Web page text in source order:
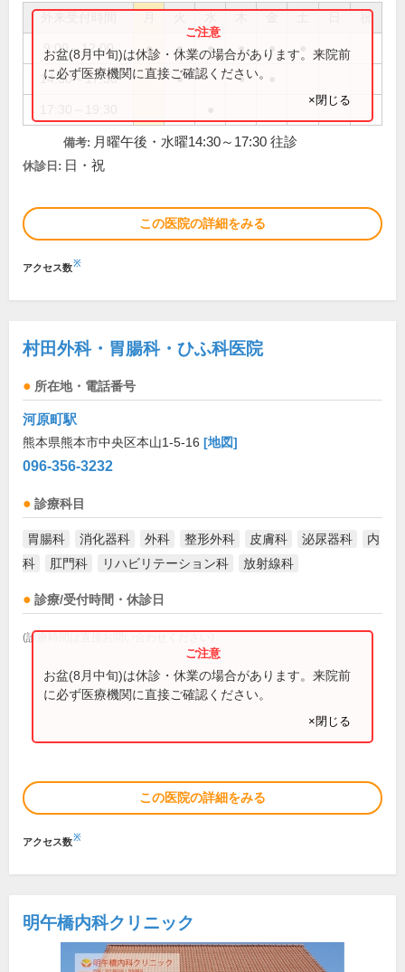
祝
9:00～12:00 ● ● ● ● ●
14:30～17:30 ● ●
お盆(8月中旬)は休診・休業の場合があります。来院前
に必ず医療機関に直接ご確認ください。
×閉じる
備考: 月曜午後・水曜14:30～17:30 往診
休診日: 日・祝
この医院の詳細をみる
アクセス数※
村田外科・胃腸科・ひふ科医院
所在地・電話番号
河原町駅
熊本県熊本市中央区本山1-5-16 [地図]
096-356-3232
診療科目
胃腸科 消化器科 外科 整形外科 皮膚科 泌尿器科
内
科
肛門科 リハビリテーション科 放射線科
診療/受付時間・休診日
(診療時間は直接お問い合わせください)
お盆(8月中旬)は休診・休業の場合があります。来院前
に必ず医療機関に直接ご確認ください。
×閉じる
この医院の詳細をみる
アクセス数※
明午橋内科クリニック